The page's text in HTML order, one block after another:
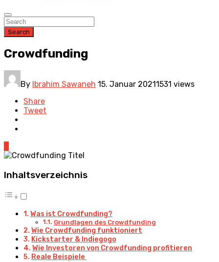
Search
Crowdfunding
By Ibrahim Sawaneh 15. Januar 20211531 views
Share
Tweet
Inhaltsverzeichnis
Was ist Crowdfunding?
Grundlagen des Crowdfunding
Wie Crowdfunding funktioniert
Kickstarter & Indiegogo
Wie Investoren von Crowdfunding profitieren
Reale Beispiele